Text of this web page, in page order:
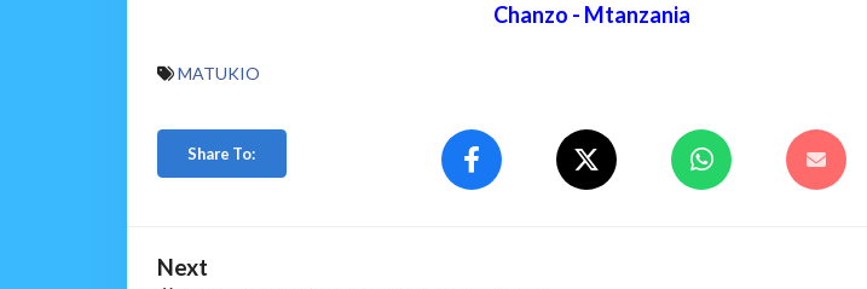
Chanzo - Mtanzania
MATUKIO
Share To:
Next